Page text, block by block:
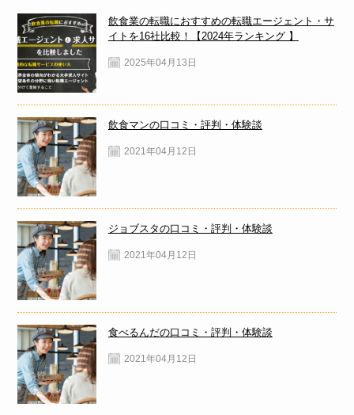
飲食業の転職におすすめの転職エージェント・サ
イトを16社比較！【2024年ランキング 】
2025年04月13日
飲食マンの口コミ・評判・体験談
2021年04月12日
ジョブスタの口コミ・評判・体験談
2021年04月12日
食べるんだの口コミ・評判・体験談
2021年04月12日